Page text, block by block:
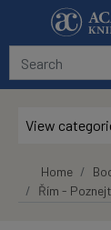
Skip to main
View
Home
Řím -